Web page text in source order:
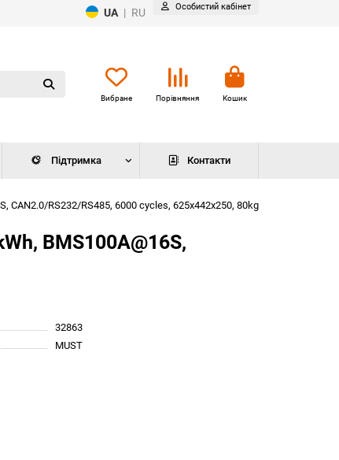
UA | RU Особистий кабінет
Вибране Порівняння Кошик
Підтримка Контакти
CAN2.0/RS232/RS485, 6000 cycles, 625x442x250, 80kg
BMS100A@16S,
32863
MUST